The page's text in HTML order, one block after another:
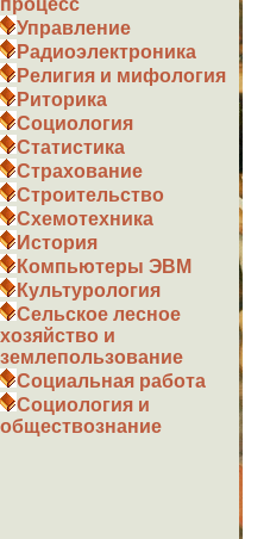
процесс
Управление
Радиоэлектроника
Религия и мифология
Риторика
Социология
Статистика
Страхование
Строительство
Схемотехника
История
Компьютеры ЭВМ
Культурология
Сельское лесное
хозяйство и
землепользование
Социальная работа
Социология и
обществознание